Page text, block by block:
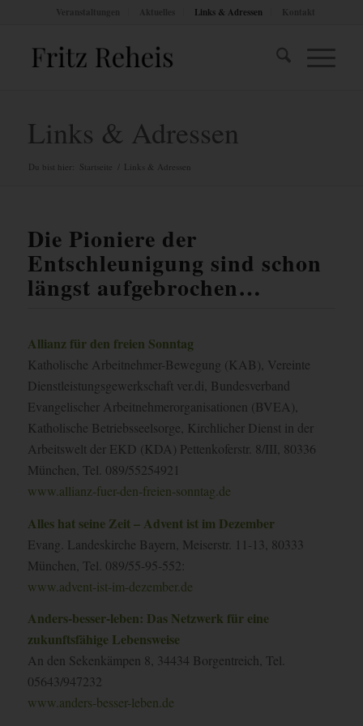
Links & Adressen
Links & Adressen
Du bist hier: Startseite Links & Adressen
Die Pioniere der
Entschleunigung sind schon
längst aufgebrochen…
Allianz für den freien Sonntag
Katholische Arbeitnehmer-Bewegung (KAB), Vereinte
Dienstleistungsgewerkschaft ver.di, Bundesverband
Evangelischer Arbeitnehmerorganisationen (BVEA),
Katholische Betriebsseelsorge, Kirchlicher Dienst in der
Arbeitswelt der EKD (KDA) Pettenkoferstr. 8/III, 80336
München, Tel. 089/55254921
www.allianz-fuer-den-freien-sonntag.de
Alles hat seine Zeit – Advent ist im Dezember
Evang. Landeskirche Bayern, Meiserstr. 11-13, 80333
München, Tel. 089/55-95-552:
www.advent-ist-im-dezember.de
Anders-besser-leben: Das Netzwerk für eine
zukunftsfähige Lebensweise
An den Sekenkämpen 8, 34434 Borgentreich, Tel.
05643/947232
www.anders-besser-leben.de